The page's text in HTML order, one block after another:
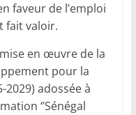
faveur de l’emploi
fait valoir.
en œuvre de la
pour la
2029) adossée à
‘’Sénégal